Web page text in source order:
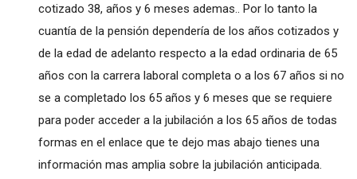
cotizado 38, años y 6 meses ademas.. Por lo tanto la
cuantía de la pensión dependería de los años cotizados y
de la edad de adelanto respecto a la edad ordinaria de 65
años con la carrera laboral completa o a los 67 años si no
se a completado los 65 años y 6 meses que se requiere
para poder acceder a la jubilación a los 65 años de todas
formas en el enlace que te dejo mas abajo tienes una
información mas amplia sobre la jubilación anticipada.